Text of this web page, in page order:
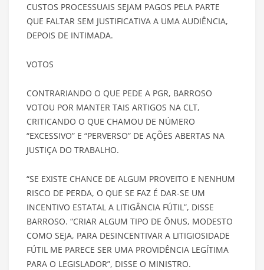
CUSTOS PROCESSUAIS SEJAM PAGOS PELA PARTE
QUE FALTAR SEM JUSTIFICATIVA A UMA AUDIÊNCIA,
DEPOIS DE INTIMADA.
VOTOS
CONTRARIANDO O QUE PEDE A PGR, BARROSO
VOTOU POR MANTER TAIS ARTIGOS NA CLT,
CRITICANDO O QUE CHAMOU DE NÚMERO
“EXCESSIVO” E “PERVERSO” DE AÇÕES ABERTAS NA
JUSTIÇA DO TRABALHO.
“SE EXISTE CHANCE DE ALGUM PROVEITO E NENHUM
RISCO DE PERDA, O QUE SE FAZ É DAR-SE UM
INCENTIVO ESTATAL A LITIGÂNCIA FÚTIL”, DISSE
BARROSO. “CRIAR ALGUM TIPO DE ÔNUS, MODESTO
COMO SEJA, PARA DESINCENTIVAR A LITIGIOSIDADE
FÚTIL ME PARECE SER UMA PROVIDÊNCIA LEGÍTIMA
PARA O LEGISLADOR”, DISSE O MINISTRO.